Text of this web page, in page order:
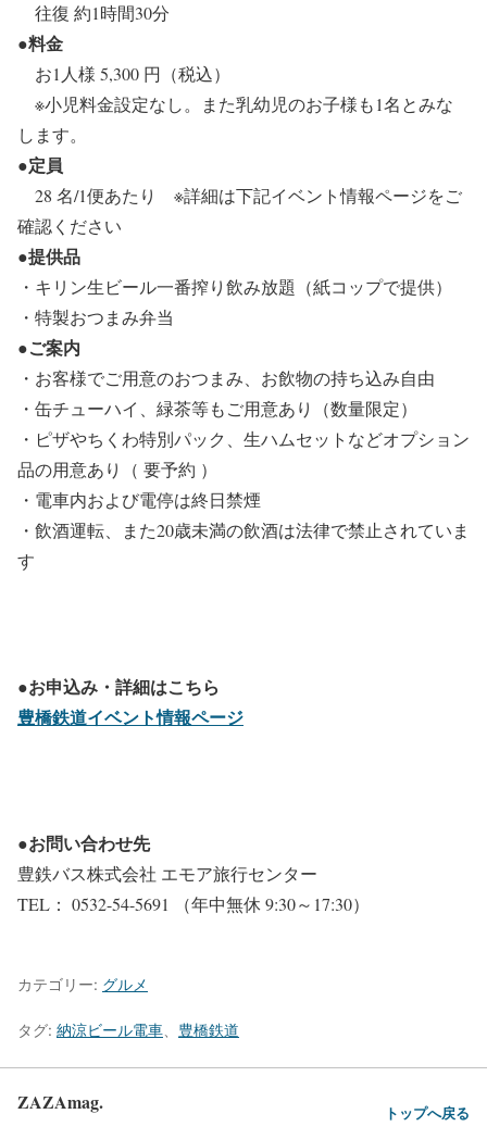
往復 約1時間30分
●料金
お1人様 5,300 円（税込）
※小児料金設定なし。また乳幼児のお子様も1名とみな
します。
●定員
28 名/1便あたり ※詳細は下記イベント情報ページをご
確認ください
●提供品
・キリン生ビール一番搾り飲み放題（紙コップで提供）
・特製おつまみ弁当
●ご案内
・お客様でご用意のおつまみ、お飲物の持ち込み自由
・缶チューハイ、緑茶等もご用意あり（数量限定）
・ピザやちくわ特別パック、生ハムセットなどオプション
品の用意あり（ 要予約 ）
・電車内および電停は終日禁煙
・飲酒運転、また20歳未満の飲酒は法律で禁止されていま
す
●お申込み・詳細はこちら
豊橋鉄道イベント情報ページ
●お問い合わせ先
豊鉄バス株式会社 エモア旅行センター
TEL： 0532-54-5691 （年中無休 9:30～17:30）
カテゴリー: グルメ
タグ: 納涼ビール電車、 豊橋鉄道
ZAZAmag. トップへ戻る